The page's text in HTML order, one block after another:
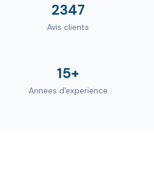
2347
Avis clients
15+
Annees d'experience